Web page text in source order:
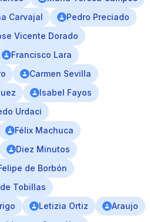
Carvajal
Pedro Preciado
Vicente Dorado
Francisco Lara
Carmen Sevilla
Isabel Fayos
Urdaci
Félix Machuca
Diez Minutos
de Borbón
Tobillas
Letizia Ortiz
Araujo